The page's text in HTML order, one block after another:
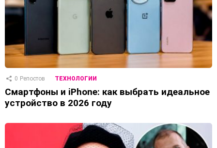
0 Репостов ТЕХНОЛОГИИ
Смартфоны и iPhone: как выбрать идеальное
устройство в 2026 году